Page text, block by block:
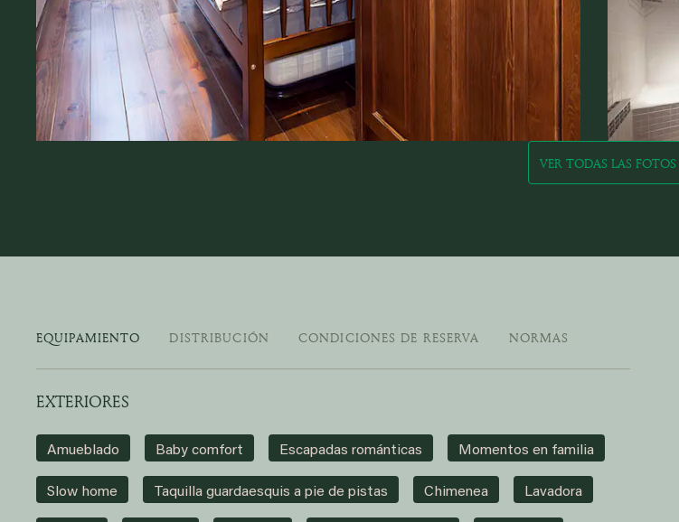
VER TODAS LAS FOTOS
EQUIPAMIENTO DISTRIBUCIÓN CONDICIONES DE RESERVA NORMAS
EXTERIORES
Amueblado Baby comfort Escapadas románticas Momentos en familia
Slow home Taquilla guardaesquis a pie de pistas Chimenea Lavadora